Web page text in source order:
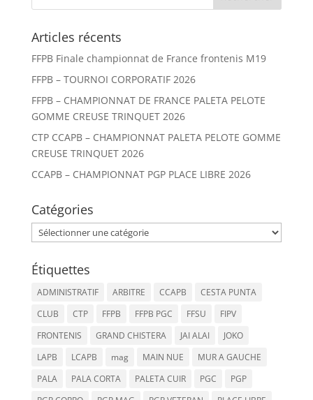
Articles récents
FFPB Finale championnat de France frontenis M19
FFPB – TOURNOI CORPORATIF 2026
FFPB – CHAMPIONNAT DE FRANCE PALETA PELOTE
GOMME CREUSE TRINQUET 2026
CTP CCAPB – CHAMPIONNAT PALETA PELOTE GOMME
CREUSE TRINQUET 2026
CCAPB – CHAMPIONNAT PGP PLACE LIBRE 2026
Catégories
Catégories
Étiquettes
ADMINISTRATIF ARBITRE CCAPB
CESTA PUNTA
CLUB
CTP FFPB FFPB PGC FFSU
FIPV
FRONTENIS
GRAND CHISTERA JAI ALAI
JOKO
LAPB
LCAPB mag MAIN NUE
MUR A GAUCHE
PALA
PALA CORTA PALETA CUIR PGC
PGP